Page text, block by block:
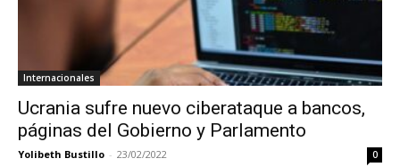
Internacionales
Ucrania sufre nuevo ciberataque a bancos,
páginas del Gobierno y Parlamento
Yolibeth Bustillo - 23/02/2022 0